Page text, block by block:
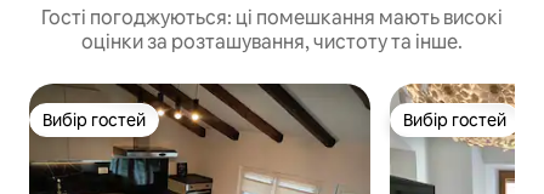
Гості погоджуються: ці помешкання мають високі
оцінки за розташування, чистоту та інше.
Вибір гостей
Вибір гостей Вибір гостей
Вибір гостей